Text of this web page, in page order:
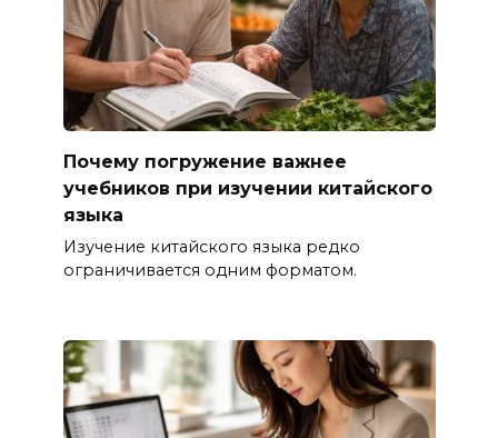
Почему погружение важнее
учебников при изучении китайского
языка
Изучение китайского языка редко
ограничивается одним форматом.